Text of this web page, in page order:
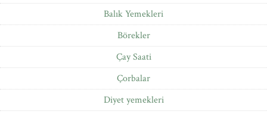
Balık Yemekleri
Börekler
Çay Saati
Çorbalar
Diyet yemekleri